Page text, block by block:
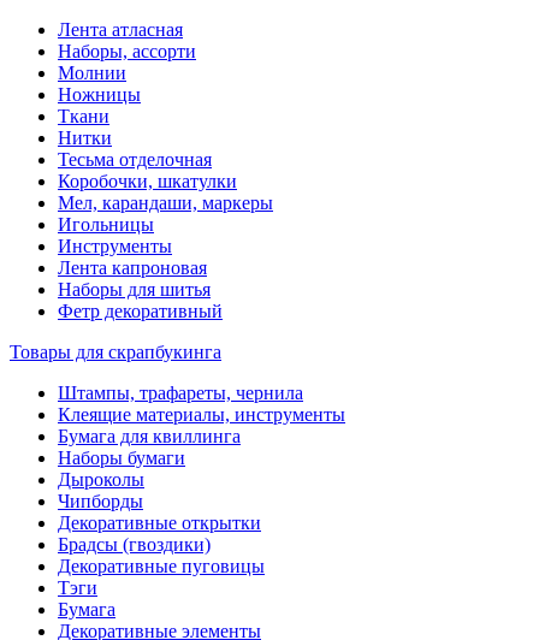
Лента атласная
Наборы, ассорти
Молнии
Ножницы
Ткани
Нитки
Тесьма отделочная
Коробочки, шкатулки
Мел, карандаши, маркеры
Игольницы
Инструменты
Лента капроновая
Наборы для шитья
Фетр декоративный
Товары для скрапбукинга
Штампы, трафареты, чернила
Клеящие материалы, инструменты
Бумага для квиллинга
Наборы бумаги
Дыроколы
Чипборды
Декоративные открытки
Брадсы (гвоздики)
Декоративные пуговицы
Тэги
Бумага
Декоративные элементы